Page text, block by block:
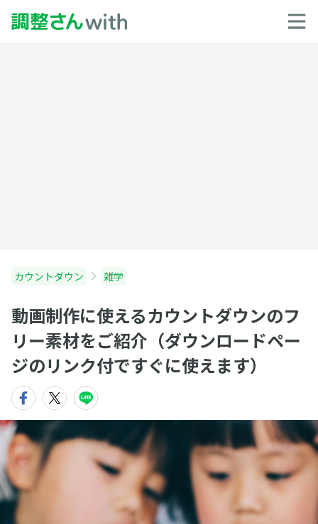
カウントダウン 雑学
動画制作に使えるカウントダウンのフ
リー素材をご紹介（ダウンロードペー
ジのリンク付ですぐに使えます）